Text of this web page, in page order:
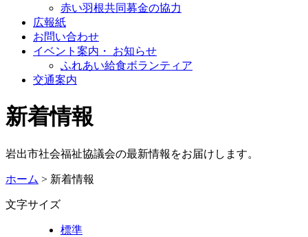
赤い羽根共同募金の協力
広報紙
お問い合わせ
イベント案内・ お知らせ
ふれあい給食ボランティア
交通案内
新着情報
岩出市社会福祉協議会の最新情報をお届けします。
ホーム > 新着情報
文字サイズ
標準